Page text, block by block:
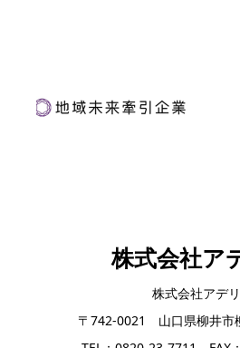
株式会社ア
株式会社アデ
〒742-0021 山口県柳井市